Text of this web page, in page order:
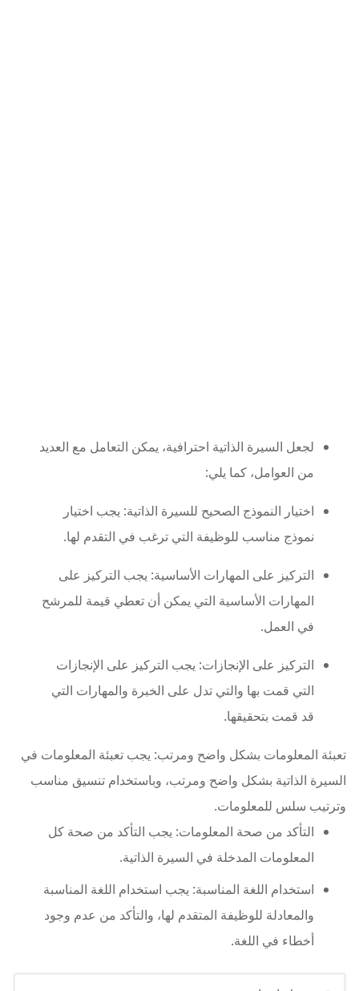
لجعل السيرة الذاتية احترافية، يمكن التعامل مع العديد
من العوامل، كما يلي:
اختيار النموذج الصحيح للسيرة الذاتية: يجب اختيار
نموذج مناسب للوظيفة التي ترغب في التقدم لها.
التركيز على المهارات الأساسية: يجب التركيز على
المهارات الأساسية التي يمكن أن تعطي قيمة للمرشح
في العمل.
التركيز على الإنجازات: يجب التركيز على الإنجازات
التي قمت بها والتي تدل على الخبرة والمهارات التي
قد قمت بتحقيقها.
تعبئة المعلومات بشكل واضح ومرتب: يجب تعبئة المعلومات في
السيرة الذاتية بشكل واضح ومرتب، وباستخدام تنسيق مناسب
وترتيب سلس للمعلومات.
التأكد من صحة المعلومات: يجب التأكد من صحة كل
المعلومات المدخلة في السيرة الذاتية.
استخدام اللغة المناسبة: يجب استخدام اللغة المناسبة
والمعادلة للوظيفة المتقدم لها، والتأكد من عدم وجود
أخطاء في اللغة.